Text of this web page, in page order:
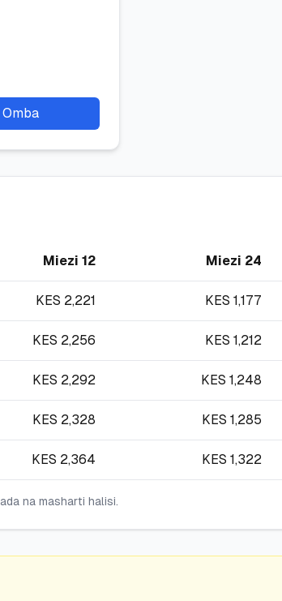
Miezi 12 Miezi 24
KES 2,221 KES 1,177
KES 2,256 KES 1,212
KES 2,292 KES 1,248
KES 2,328 KES 1,285
KES 2,364 KES 1,322
na masharti halisi.